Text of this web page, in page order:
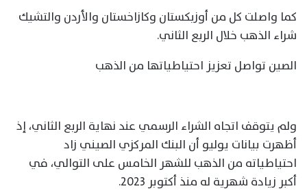
كما واصلت كل من أوزبكستان وكازاخستان والأردن والتشيك
شراء الذهب خلال الربع الثاني.
الصين تواصل تعزيز احتياطياتها من الذهب
ولم يتوقف اتجاه الشراء الرسمي عند نهاية الربع الثاني، إذ
أظهرت بيانات يوليو أن البنك المركزي الصيني زاد
احتياطياته من الذهب للشهر الخامس على التوالي، في
أكبر زيادة شهرية له منذ أكتوبر 2023.